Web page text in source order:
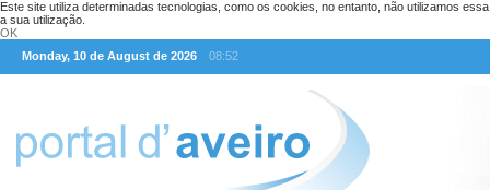
Este site utiliza determinadas tecnologias, como os cookies, no entanto, não utilizamos
a sua utilização.
OK
Monday, 10 de August de 2026
08:52